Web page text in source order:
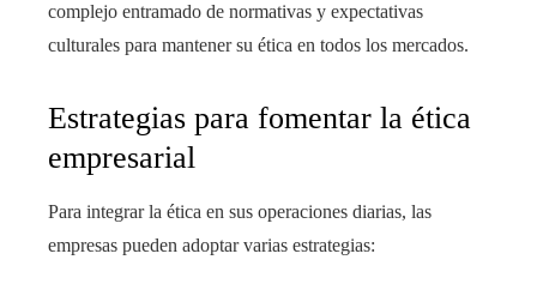
complejo entramado de normativas y expectativas
culturales para mantener su ética en todos los mercados.
Estrategias para fomentar la ética
empresarial
Para integrar la ética en sus operaciones diarias, las
empresas pueden adoptar varias estrategias: